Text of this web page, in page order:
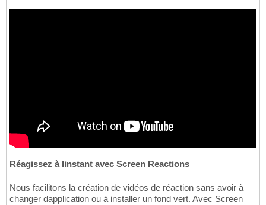
Réagissez à linstant avec Screen Reactions
Nous facilitons la création de vidéos de réaction sans avoir à
changer dapplication ou à installer un fond vert. Avec Screen